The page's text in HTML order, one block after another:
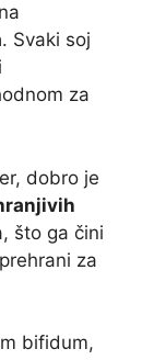
. Svaki soj
za
dobro je
što ga čini
za
bifidum,